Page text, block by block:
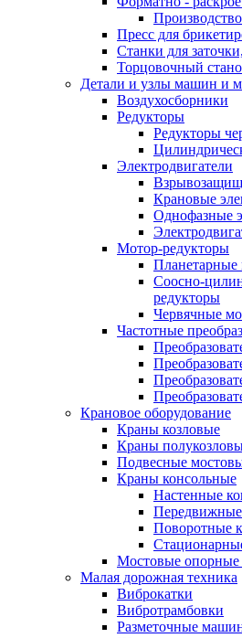
Пресс для
Станки для
Торцовочный
Детали и узлы машин и
Воздухосборники
Редукторы
Редукторы
Электродвигатели
Крановые
Однофазные
Мотор-редукторы
Планетарные
Соосно-
редукторы
Червячные
Частотные
Крановое оборудование
Краны козловые
Краны
Подвесные
Краны консольные
Настенные
Поворотные
Мостовые
Малая дорожная техника
Виброкатки
Вибротрамбовки
Разметочные